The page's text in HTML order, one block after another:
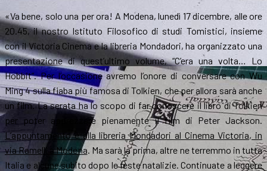
«Va bene, solo una per ora! A Modena, lunedì 17 dicembre, alle ore
20.45, il nostro Istituto Filosofico di studi Tomistici, insieme
con il Victoria Cinema e la libreria Mondadori, ha organizzato una
presentazione di quest’ultimo volume, “C’era una volta… Lo
Hobbit”. Per l’occasione avremo l’onore di conversare con Wu
Ming 4 sulla fiaba più famosa di Tolkien, che per allora sarà anche
un film. La serata ha lo scopo di far conoscere il libro di Tolkien
per poter apprezzare pienamente il film di Peter Jackson.
L’appuntamento è alla libreria Mondadori al Cinema Victoria, in
via Ramelli a Modena. Ma sarà la prima, altre ne terremmo in tutta
Italia e alcune subito dopo le feste natalizie. Continuate a leggere